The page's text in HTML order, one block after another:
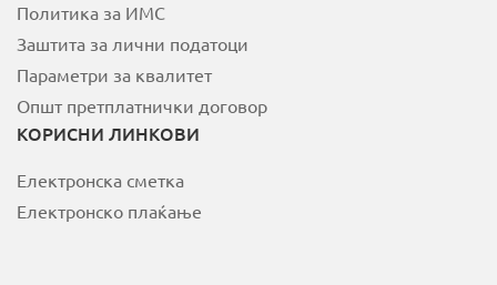
Политика за ИМС
Заштита за лични податоци
Параметри за квалитет
Општ претплатнички договор
КОРИСНИ ЛИНКОВИ
Електронска сметка
Електронско плаќање